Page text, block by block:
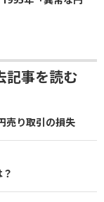
記事を読む
売り取引の損失